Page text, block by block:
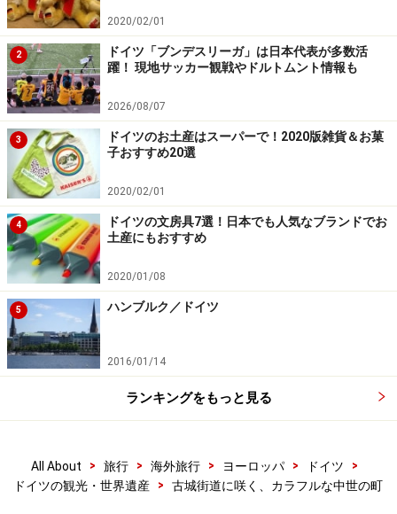
次のページで、これらの見どころをたくさんの写真と共
にご紹介します。
次のページへ＞
※記事内容は執筆時点のものです。最新の内容をご確認くださ
い。
※海外を訪れる際には最新情報の入手に努め、「
ホームページ」を確認するなど、安全確保に十分注意を払ってく
ださい。
2020/02/01
2
ドイツ「ブンデスリーガ」は日本代表が多数活
躍！ 現地サッカー観戦やドルトムント情報も
2026/08/07
3
ドイツのお土産はスーパーで！2020版雑貨＆お菓
子おすすめ20選
2020/02/01
4
ドイツの文房具7選！日本でも人気なブランドでお
土産にもおすすめ
2020/01/08
5 ハンブルク／ドイツ
2016/01/14
ランキングをもっと見る
All About > 旅行 > 海外旅行 > ヨーロッパ > ドイツ
>
ドイツの観光・世界遺産
> 古城街道に咲く、カラフルな中世の町